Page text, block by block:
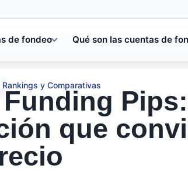
de fondeo Qué son las cuentas de
Rankings y Comparativas
Funding
que